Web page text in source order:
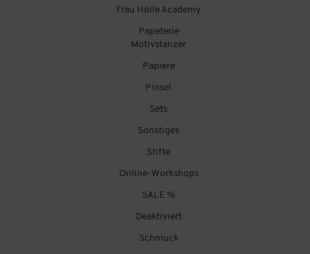
Frau Hölle Academy
Papeterie
Motivstanzer
Papiere
Pinsel
Sets
Sonstiges
Stifte
Online-Workshops
SALE %
Deaktiviert
Schmuck